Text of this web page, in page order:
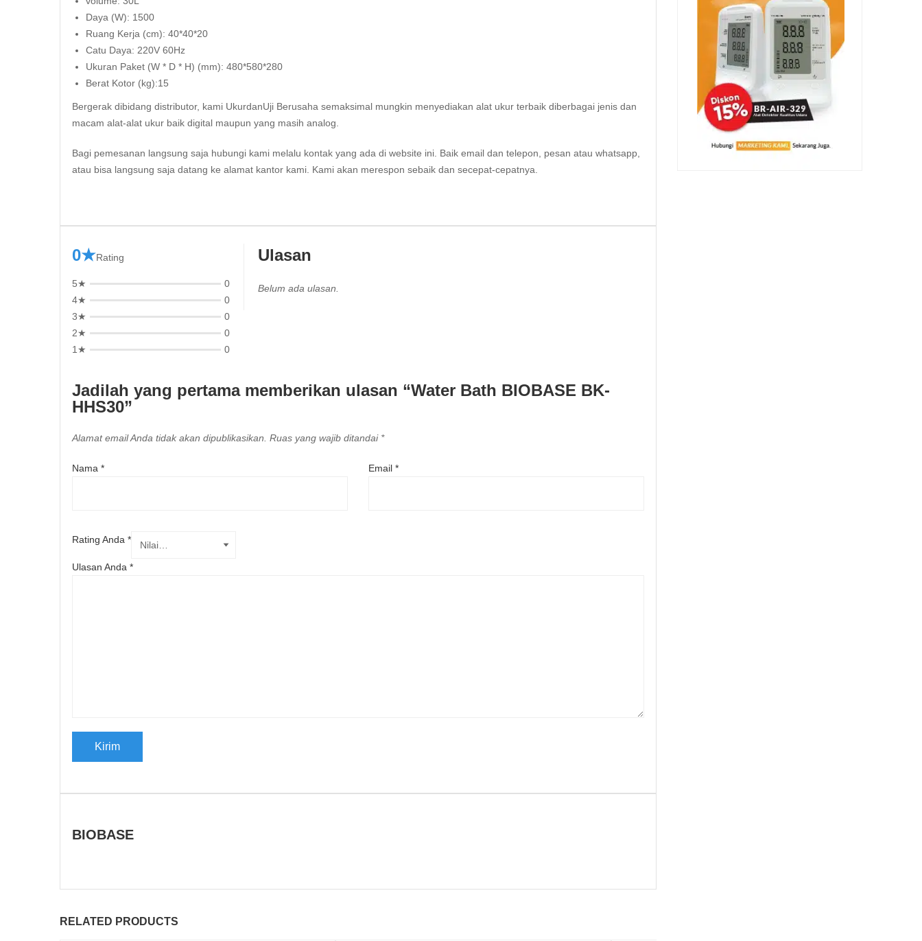
Daya (W): 1500
Ruang Kerja (cm): 40*40*20
Catu Daya: 220V 60Hz
Ukuran Paket (W * D * H) (mm): 480*580*280
Berat Kotor (kg):15
Bergerak dibidang distributor, kami UkurdanUji Berusaha semaksimal mungkin menyediakan alat ukur terbaik diberbagai jenis dan
macam alat-alat ukur baik digital maupun yang masih analog.
Bagi pemesanan langsung saja hubungi kami melalu kontak yang ada di website ini. Baik email dan telepon, pesan atau whatsapp,
atau bisa langsung saja datang ke alamat kantor kami. Kami akan merespon sebaik dan secepat-cepatnya.
0★Rating
5★
0
4★
0
3★
0
2★
0
1★
0
Ulasan
Belum ada ulasan.
Jadilah yang pertama memberikan ulasan “Water Bath BIOBASE BK-
HHS30”
Alamat email Anda tidak akan dipublikasikan. Ruas yang wajib ditandai *
Nama * Email *
Rating Anda *
Ulasan Anda *
BIOBASE
RELATED PRODUCTS